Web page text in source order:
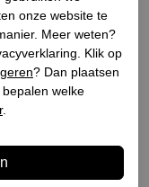
onze website te
Meer weten?
Klik op
? Dan plaatsen
welke
.